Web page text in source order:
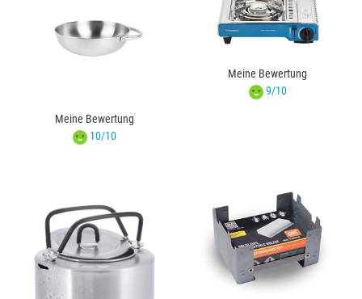
Meine Bewertung
10/10
Meine Bewertung
9/10